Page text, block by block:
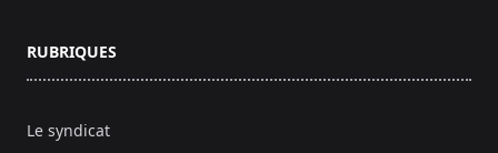
RUBRIQUES
Le syndicat